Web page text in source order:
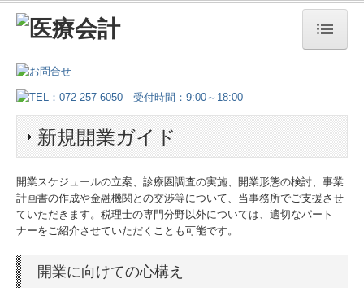
ホーム
スタッフ紹介
病医院の開業と経営改善
補助金・助成金・融資情報
新規開業ガイド
開業スケジュールの立案、診療圏調査の実施、開業形態の検討、事業
計画書の作成や金融機関との交渉等について、当事務所でご支援させ
ていただきます。税理士の専門分野以外については、適切なパート
ナーをご紹介させていただくことも可能です。
開業に向けての心構え